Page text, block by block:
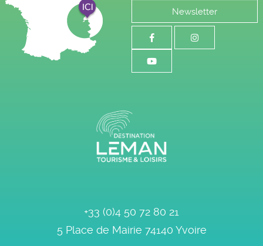
+33 (0)4 50 72 80 21
5 Place de Mairie 74140 Yvoire
Newsletter